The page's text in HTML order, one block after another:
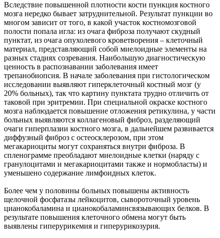
Вследствие повышенной плотности кости пункция костного
мозга нередко бывает затруднительной. Результат пункции во
многом зависит от того, в какой участок костномозговой
полости попала игла: из очага фиброза получают скудный
пунктат, из очага опухолевого кроветворения – клеточный
материал, представляющий собой миелоидные элементы на
разных стадиях созревания. Наибольшую диагностическую
ценность в распознавании заболевания имеет
трепанобиопсия. В начале заболевания при гистологическом
исследовании выявляют гиперклеточный костный мозг (у
20% больных), так что картину пунктата трудно отличить от
таковой при эритремии. При специальной окраске костного
мозга наблюдается повышение отложения ретикулина, у части
больных выявляются коллагеновый фиброз, разделяющий
очаги гиперплазии костного мозга, в дальнейшем развивается
диффузный фиброз с остеосклерозом, при этом
мегакариоциты могут сохраняться внутри фиброза. В
спленограмме преобладают миелоидные клетки (наряду с
гранулоцитами и мегакариоцитами также и нормобласты) и
уменьшено содержание лимфоидных клеток.
Более чем у половины больных повышены активность
щелочной фосфатазы лейкоцитов, сывороточный уровень
цианокобаламина и цианокобаламинсвязывающих белков. В
результате повышения клеточного обмена могут быть
выявлены гиперурикемия и гиперурикозурия.